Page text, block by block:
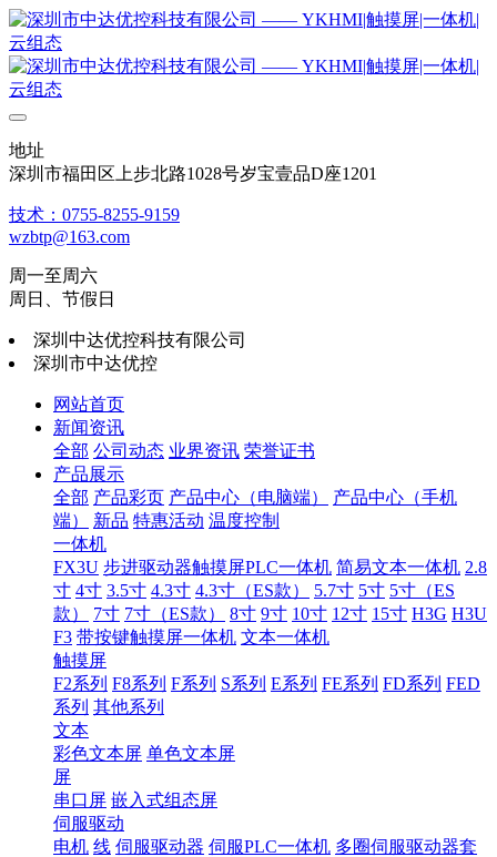
地址
深圳市福田区上步北路1028号岁宝壹品D座1201
技术：0755-8255-9159
wzbtp@163.com
周一至周六
周日、节假日
深圳中达优控科技有限公司
深圳市中达优控
网站首页
新闻资讯
全部 公司动态 业界资讯 荣誉证书
产品展示
全部 产品彩页 产品中心（电脑端）
产品中心（手机
端）
新品 特惠活动 温度控制
一体机
FX3U 步进驱动器触摸屏PLC一体机 简易文本一体机 2.8
寸 4寸 3.5寸 4.3寸 4.3寸（ES款） 5.7寸 5寸 5寸（ES
款）
7寸 7寸（ES款） 8寸 9寸 10寸 12寸 15寸 H3G H3U
F3 带按键触摸屏一体机 文本一体机
触摸屏
F2系列 F8系列 F系列 S系列 E系列 FE系列 FD系列 FED
系列 其他系列
文本
彩色文本屏 单色文本屏
屏
串口屏 嵌入式组态屏
伺服驱动
电机 线 伺服驱动器 伺服PLC一体机 多圈伺服驱动器套